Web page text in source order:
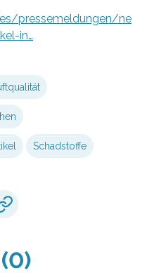
pressemeldungen/ne
in…
Schadstoffe